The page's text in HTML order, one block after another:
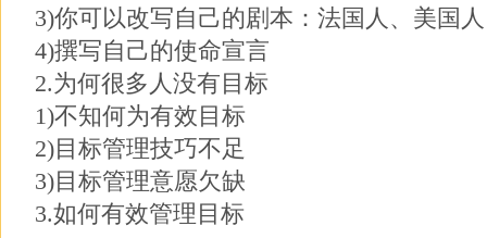
3)你可以改写自己的剧本：法国人、美国
4)撰写自己的使命宣言
2.为何很多人没有目标
1)不知何为有效目标
2)目标管理技巧不足
3)目标管理意愿欠缺
3.如何有效管理目标